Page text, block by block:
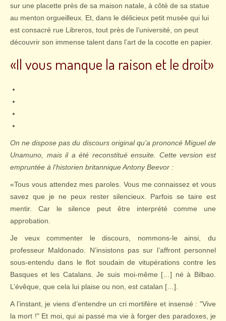
sur une placette près de sa maison natale, à côté de sa statue
au menton orgueilleux. Et, dans le délicieux petit musée qui lui
est consacré rue Libreros, tout près de l’université, on peut
découvrir son immense talent dans l’art de la cocotte en papier.
«Il vous manque la raison et le droit»
On ne dispose pas du discours original qu’a prononcé Miguel de
Unamuno, mais il a été reconstitué ensuite. Cette version est
empruntée à l’historien britannique Antony Beevor :
«Tous vous attendez mes paroles. Vous me connaissez et vous
savez que je ne peux rester silencieux. Parfois se taire est
mentir. Car le silence peut être interprété comme une
approbation.
Je veux commenter le discours, nommons-le ainsi, du
professeur Maldonado. N’insistons pas sur l’affront personnel
sous-entendu dans le flot soudain de vitupérations contre les
Basques et les Catalans. Je suis moi-même […] né à Bilbao.
L’évêque, que cela lui plaise ou non, est catalan […].
A l’instant, je viens d’entendre un cri mortifère et insensé : "Vive
la mort !" Et moi, qui ai passé ma vie à forger des paradoxes, je